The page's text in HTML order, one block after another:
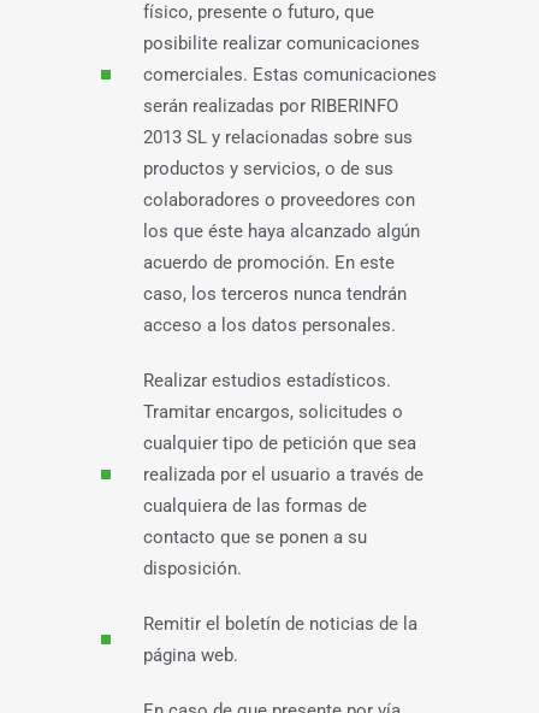
físico, presente o futuro, que
posibilite realizar comunicaciones
comerciales. Estas comunicaciones
serán realizadas por RIBERINFO
2013 SL y relacionadas sobre sus
productos y servicios, o de sus
colaboradores o proveedores con
los que éste haya alcanzado algún
acuerdo de promoción. En este
caso, los terceros nunca tendrán
acceso a los datos personales.
Realizar estudios estadísticos.
Tramitar encargos, solicitudes o
cualquier tipo de petición que sea
realizada por el usuario a través de
cualquiera de las formas de
contacto que se ponen a su
disposición.
Remitir el boletín de noticias de la
página web.